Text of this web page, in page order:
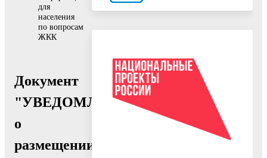
для
населения
по вопросам
ЖКК
Документ
"УВЕДОМЛЕНИЕ
о
размещении